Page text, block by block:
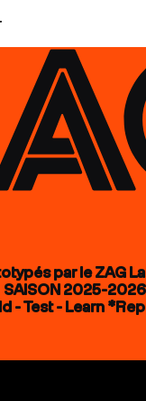
par le ZAG
SAISON 2025-2026
- Test - Learn